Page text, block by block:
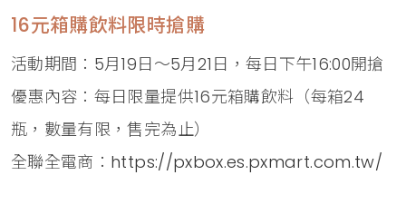
16元箱購飲料限時搶購
活動期間：5月19日～5月21日，每日下午16:00開搶
優惠內容：每日限量提供16元箱購飲料（每箱24
瓶，數量有限，售完為止）
全聯全電商： https://pxbox.es.pxmart.com.tw/